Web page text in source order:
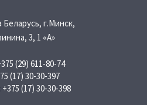
Беларусь, г.Минск,
3, 1 «A»
(29) 611-80-74
(17) 30-30-397
+375 (17) 30-30-398